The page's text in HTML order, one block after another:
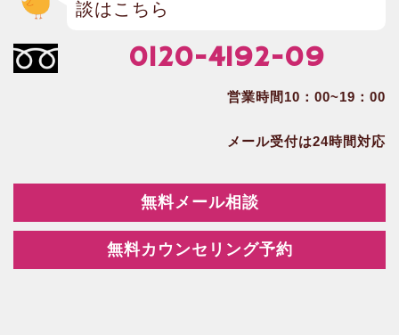
談はこちら
0120-4192-09
営業時間10：00~19：00
メール受付は24時間対応
無料メール相談
無料カウンセリング予約